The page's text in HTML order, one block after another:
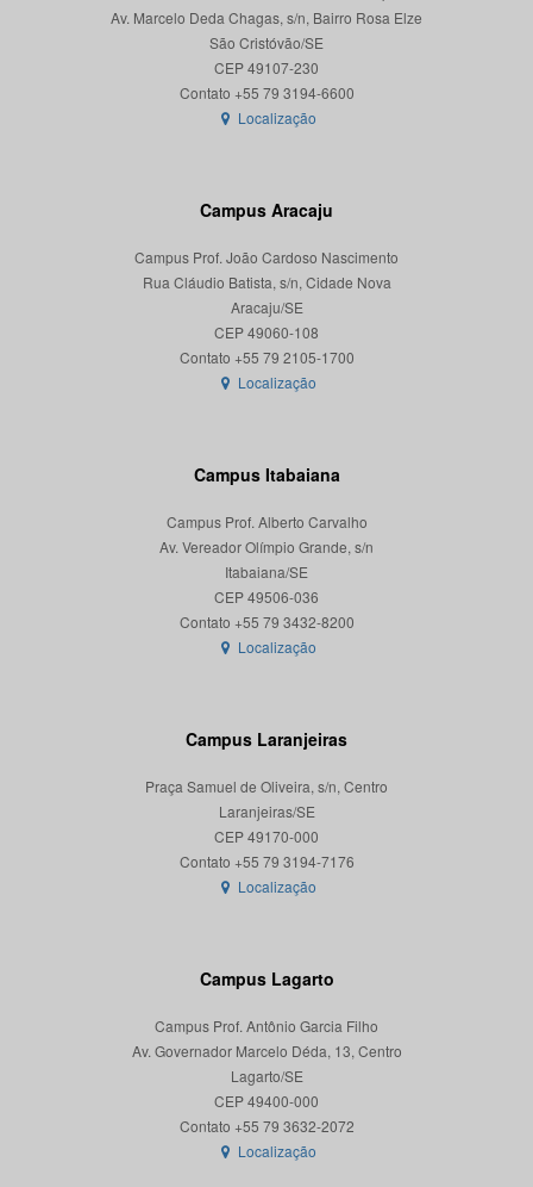
Av. Marcelo Deda Chagas, s/n, Bairro Rosa Elze
São Cristóvão/SE
CEP 49107-230
Localização
Campus Aracaju
Campus Prof. João Cardoso Nascimento
Rua Cláudio Batista, s/n, Cidade Nova
Aracaju/SE
CEP 49060-108
Localização
Campus Itabaiana
Campus Prof. Alberto Carvalho
Av. Vereador Olímpio Grande, s/n
Itabaiana/SE
CEP 49506-036
Localização
Campus Laranjeiras
Praça Samuel de Oliveira, s/n, Centro
Laranjeiras/SE
CEP 49170-000
Localização
Campus Lagarto
Campus Prof. Antônio Garcia Filho
Av. Governador Marcelo Déda, 13, Centro
Lagarto/SE
CEP 49400-000
Localização